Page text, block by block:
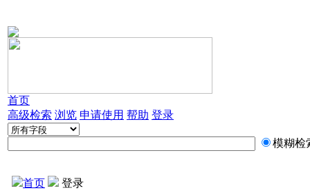
首页
高级检索 浏览 申请使用 帮助 登录
模糊检
首页
登录